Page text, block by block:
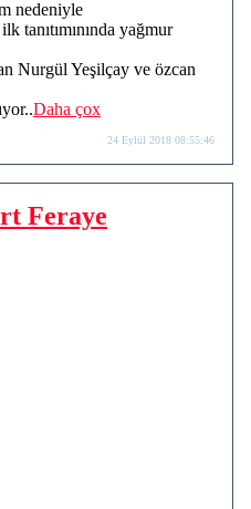
nedeniyle
tanıtımınında yağmur
Nurgül Yeşilçay ve özcan
Daha çox
24 Eylül 2018 08:55:46
Feraye